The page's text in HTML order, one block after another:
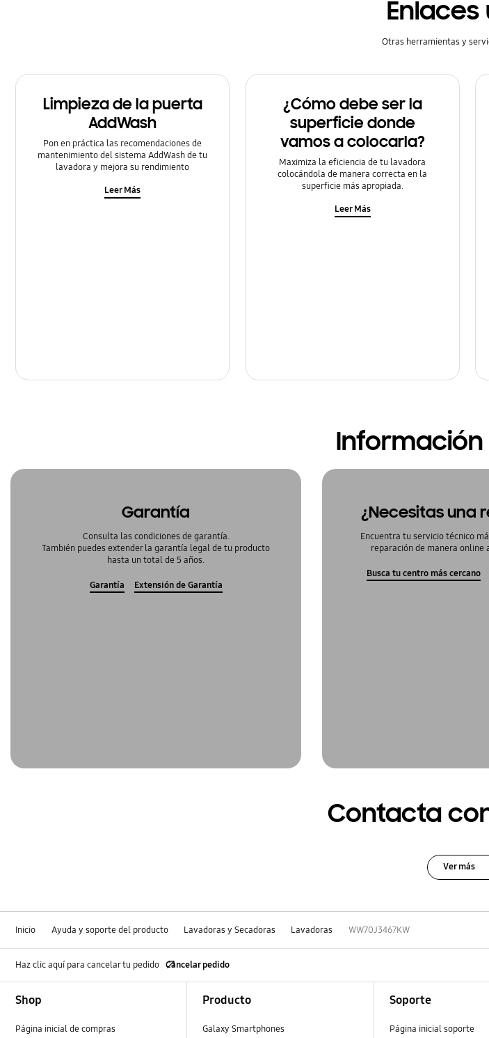
Enlaces
Otras herramientas y
Limpieza de la puerta
AddWash
Pon en práctica las recomendaciones de
mantenimiento del sistema AddWash de tu
lavadora y mejora su rendimiento
Leer Más
¿Cómo debe ser la
superficie donde
vamos a colocarla?
Maximiza la eficiencia de tu lavadora
colocándola de manera correcta en la
superficie más apropiada.
Leer Más
Información
Garantía
Consulta las condiciones de garantía.
También puedes extender la garantía legal de tu producto
hasta un total de 5 años.
Garantía Extensión de Garantía
¿Necesitas una
Encuentra tu servicio técnico
reparación de manera online
Busca tu centro más cercano
Contacta
Ver más
Inicio Ayuda y soporte del producto Lavadoras y Secadoras Lavadoras WW70J3467KW
Haz clic aquí para cancelar tu pedido Cancelar pedido
Shop
Página inicial de compras
Producto
Galaxy Smartphones
Soporte
Página inicial soporte